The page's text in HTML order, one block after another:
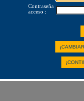
Contraseña
acceso :